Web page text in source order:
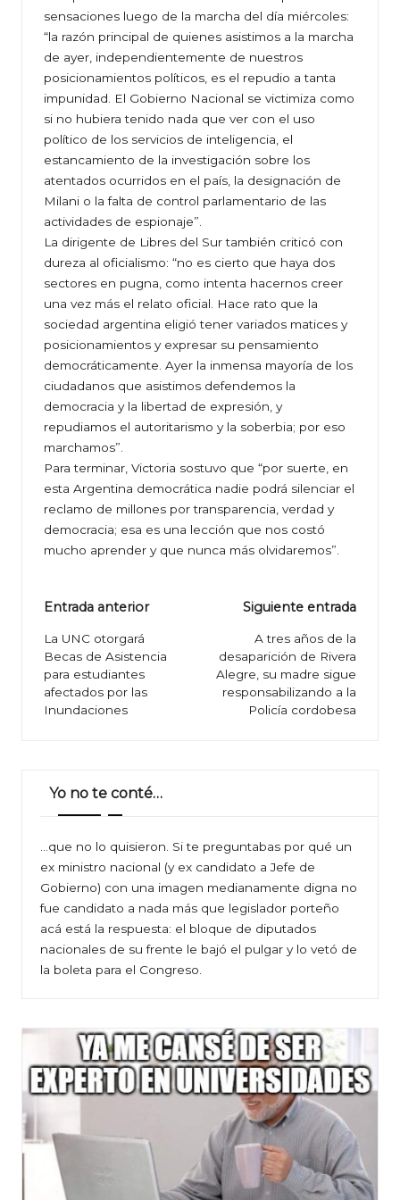
sensaciones luego de la marcha del día miércoles:
“la razón principal de quienes asistimos a la marcha
de ayer, independientemente de nuestros
posicionamientos políticos, es el repudio a tanta
impunidad. El Gobierno Nacional se victimiza como
si no hubiera tenido nada que ver con el uso
político de los servicios de inteligencia, el
estancamiento de la investigación sobre los
atentados ocurridos en el país, la designación de
Milani o la falta de control parlamentario de las
actividades de espionaje”.
La dirigente de Libres del Sur también criticó con
dureza al oficialismo: “no es cierto que haya dos
sectores en pugna, como intenta hacernos creer
una vez más el relato oficial. Hace rato que la
sociedad argentina eligió tener variados matices y
posicionamientos y expresar su pensamiento
democráticamente. Ayer la inmensa mayoría de los
ciudadanos que asistimos defendemos la
democracia y la libertad de expresión, y
repudiamos el autoritarismo y la soberbia; por eso
marchamos”.
Para terminar, Victoria sostuvo que “por suerte, en
esta Argentina democrática nadie podrá silenciar el
reclamo de millones por transparencia, verdad y
democracia; esa es una lección que nos costó
mucho aprender y que nunca más olvidaremos”.
Navegación
de
entradas
Entrada anterior
La UNC otorgará
Becas de Asistencia
para estudiantes
afectados por las
Inundaciones
Siguiente entrada
A tres años de la
desaparición de Rivera
Alegre, su madre sigue
responsabilizando a la
Policía cordobesa
Yo no te conté…
…que no lo quisieron. Si te preguntabas por qué un
ex ministro nacional (y ex candidato a Jefe de
Gobierno) con una imagen medianamente digna no
fue candidato a nada más que legislador porteño
acá está la respuesta: el bloque de diputados
nacionales de su frente le bajó el pulgar y lo vetó de
la boleta para el Congreso.